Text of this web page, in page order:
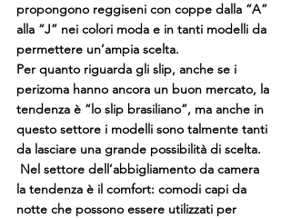
propongono reggiseni con coppe dalla “A”
alla “J” nei colori moda e in tanti modelli da
permettere un’ampia scelta.
Per quanto riguarda gli slip, anche se i
perizoma hanno ancora un buon mercato, la
tendenza è “lo slip brasiliano”, ma anche in
questo settore i modelli sono talmente tanti
da lasciare una grande possibilità di scelta.
la tendenza è il comfort: comodi capi da
notte che possono essere utilizzati per